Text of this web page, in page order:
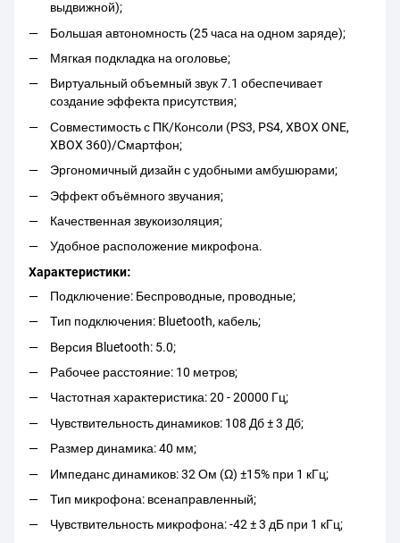
выдвижной);
Большая автономность (25 часа на одном заряде);
Мягкая подкладка на оголовье;
Виртуальный объемный звук 7.1 обеспечивает
создание эффекта присутствия;
Совместимость с ПК/Консоли (PS3, PS4, XBOX ONE,
XBOX 360)/Смартфон;
Эргономичный дизайн с удобными амбушюрами;
Эффект объёмного звучания;
Качественная звукоизоляция;
Удобное расположение микрофона.
Характеристики:
Подключение: Беспроводные, проводные;
Тип подключения: Bluetooth, кабель;
Версия Bluetooth: 5.0;
Рабочее расстояние: 10 метров;
Частотная характеристика: 20 - 20000 Гц;
Чувствительность динамиков: 108 Дб ± 3 Дб;
Размер динамика: 40 мм;
Импеданс динамиков: 32 Ом (Ω) ±15% при 1 кГц;
Тип микрофона: всенаправленный;
Чувствительность микрофона: -42 ± 3 дБ при 1 кГц;